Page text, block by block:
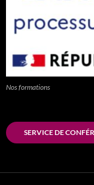
Nos formations
SERVICE DE